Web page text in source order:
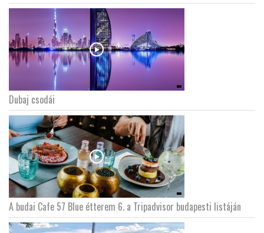
Dubaj csodái
A budai Cafe 57 Blue étterem 6. a Tripadvisor budapesti listáján